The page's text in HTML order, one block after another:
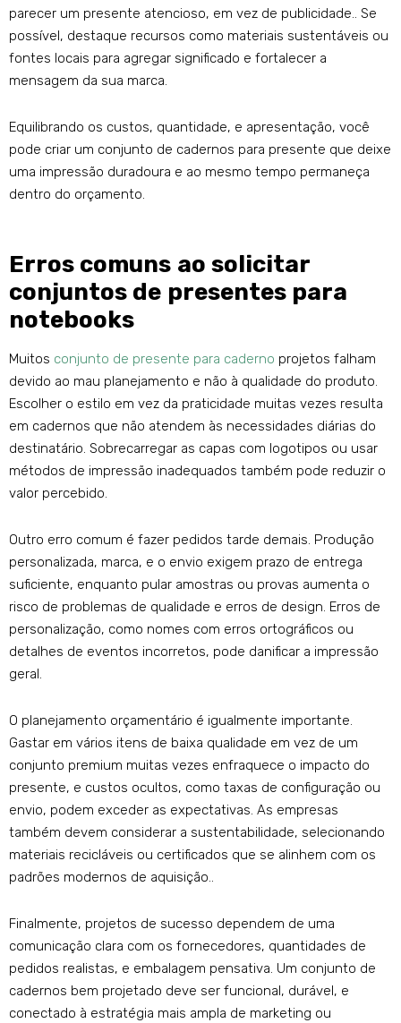
parecer um presente atencioso, em vez de publicidade.. Se
possível, destaque recursos como materiais sustentáveis ​​ou
fontes locais para agregar significado e fortalecer a
mensagem da sua marca.
Equilibrando os custos, quantidade, e apresentação, você
pode criar um conjunto de cadernos para presente que deixe
uma impressão duradoura e ao mesmo tempo permaneça
dentro do orçamento.
Erros comuns ao solicitar
conjuntos de presentes para
notebooks
Muitos conjunto de presente para caderno projetos falham
devido ao mau planejamento e não à qualidade do produto.
Escolher o estilo em vez da praticidade muitas vezes resulta
em cadernos que não atendem às necessidades diárias do
destinatário. Sobrecarregar as capas com logotipos ou usar
métodos de impressão inadequados também pode reduzir o
valor percebido.
Outro erro comum é fazer pedidos tarde demais. Produção
personalizada, marca, e o envio exigem prazo de entrega
suficiente, enquanto pular amostras ou provas aumenta o
risco de problemas de qualidade e erros de design. Erros de
personalização, como nomes com erros ortográficos ou
detalhes de eventos incorretos, pode danificar a impressão
geral.
O planejamento orçamentário é igualmente importante.
Gastar em vários itens de baixa qualidade em vez de um
conjunto premium muitas vezes enfraquece o impacto do
presente, e custos ocultos, como taxas de configuração ou
envio, podem exceder as expectativas. As empresas
também devem considerar a sustentabilidade, selecionando
materiais recicláveis ​​ou certificados que se alinhem com os
padrões modernos de aquisição..
Finalmente, projetos de sucesso dependem de uma
comunicação clara com os fornecedores, quantidades de
pedidos realistas, e embalagem pensativa. Um conjunto de
cadernos bem projetado deve ser funcional, durável, e
conectado à estratégia mais ampla de marketing ou